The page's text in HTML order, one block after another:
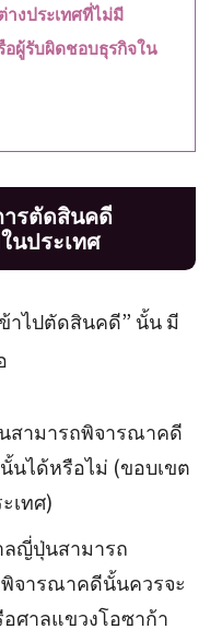
งประเทศที่ไม่มี
ผู้รับผิดชอบธุรกิจใน
ารตัดสินคดี
นประเทศ
าไปตัดสินคดี” นั้น มี
สามารถพิจารณาคดี
นได้หรือไม่ (ขอบเขต
เทศ)
ลญี่ปุ่นสามารถ
จารณาคดีนั้นควรจะ
ศาลแขวงโอซาก้า